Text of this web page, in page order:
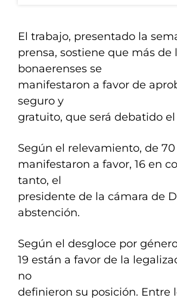
El trabajo, presentado la
prensa, sostiene que más
bonaerenses se
manifestaron a favor de
seguro y
gratuito, que será debatido
Según el relevamiento, de
manifestaron a favor, 16 en
tanto, el
presidente de la cámara de
abstención.
Según el desgloce por
19 están a favor de la
no
definieron su posición. Entre